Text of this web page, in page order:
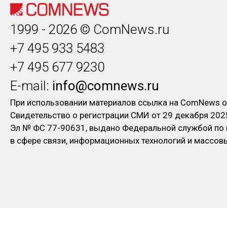
1999 - 2026 © ComNews.ru
+7 495 933 5483
+7 495 677 9230
E-mail: info@comnews.ru
При использовании материалов ссылка на ComNews
Свидетельство о регистрации СМИ от 29 декабря
Эл № ФC 77-90631, выдано Федеральной службой по
в сфере связи, информационных технологий и